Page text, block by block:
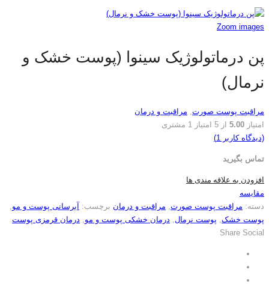
Zoom images
پن درماتولوژیک سینوا (پوست خشک و
نرمال)
مراقبت پوست صورت مراقبت و درمان
امتیاز 5.00 از 5 امتیاز 1 مشتری
(دیدگاه کاربر
1
)
تماس بگیرید
افزودن به علاقه مندی ها
مقایسه
دسته: مراقبت پوست صورت مراقبت و درمان برچسب: آبرسانی پوست و مو
پوست خشک پوست نرمال درمان خشکی پوست و مو
درمان قرمزی پوست
Share Social